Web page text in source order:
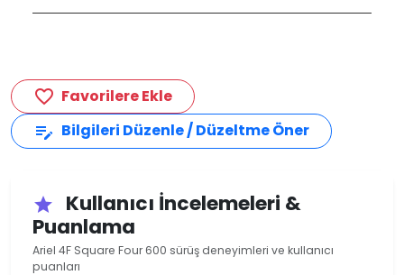
favorite_border Favorilere Ekle
edit_note Bilgileri Düzenle / Düzeltme Öner
star
Kullanıcı İncelemeleri &
Puanlama
Ariel 4F Square Four 600 sürüş deneyimleri ve kullanıcı
puanları